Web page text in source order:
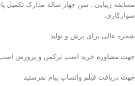
مسابقه زیبایی . سن چهار ساله مدارک تکمیل
سوارکاری.
شجره عالی برای پرش و تولید
جهت مشاوره خرید اسب ترکمن و پرورش اسب ترکمن
جهت دریافت فیلم واتساپ پیام بفرستید